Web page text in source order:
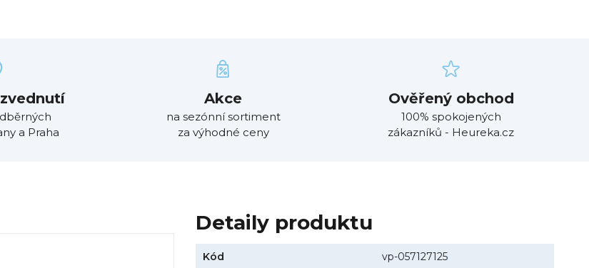
a Praha
Akce
na sezónní sortiment
za výhodné ceny
Ověřený obchod
100% spokojených
zákazníků - Heureka.cz
Detaily produktu
Kód vp-057127125